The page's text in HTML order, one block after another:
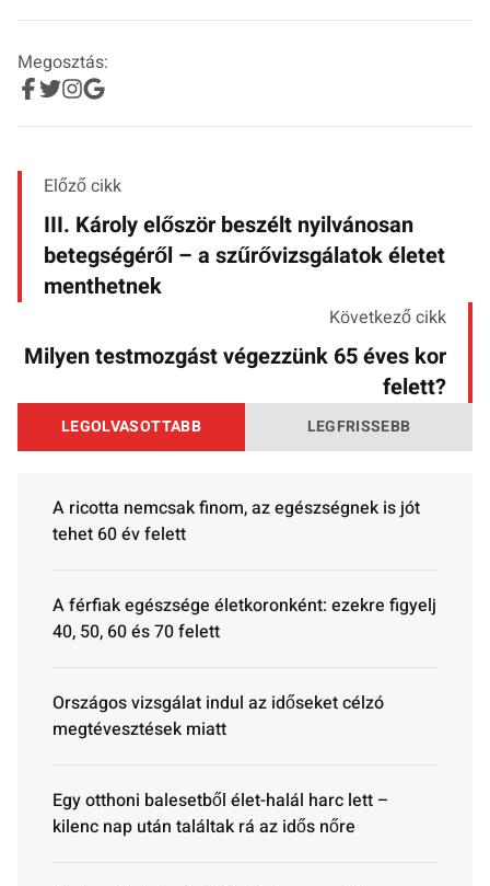
Megosztás:
Előző cikk
III. Károly először beszélt nyilvánosan
betegségéről – a szűrővizsgálatok életet
menthetnek
Következő cikk
Milyen testmozgást végezzünk 65 éves kor
felett?
LEGOLVASOTTABB LEGFRISSEBB
A ricotta nemcsak finom, az egészségnek is jót
tehet 60 év felett
A férfiak egészsége életkoronként: ezekre figyelj
40, 50, 60 és 70 felett
Országos vizsgálat indul az időseket célzó
megtévesztések miatt
Egy otthoni balesetből élet-halál harc lett –
kilenc nap után találtak rá az idős nőre